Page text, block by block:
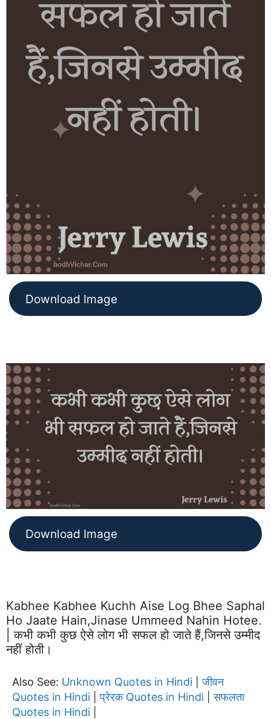
Download Image
Download Image
Kabhee Kabhee Kuchh Aise Log Bhee Saphal
Ho Jaate Hain,jinase Ummeed Nahin Hotee.
| कभी कभी कुछ ऐसे लोग भी सफल हो जाते हैं,जिनसे उम्मीद
नहीं होती।
Also See: Unknown Quotes in Hindi |जीवन
Quotes in Hindi |प्रेरक Quotes in Hindi |सफलता
Quotes in Hindi